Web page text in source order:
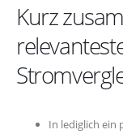
Kurz
In lediglich ein